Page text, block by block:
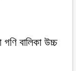
বালিকা উচ্চ